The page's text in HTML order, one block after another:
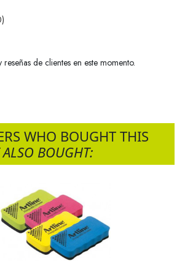
reseñas de clientes en este momento.
WHO BOUGHT THIS
BOUGHT: